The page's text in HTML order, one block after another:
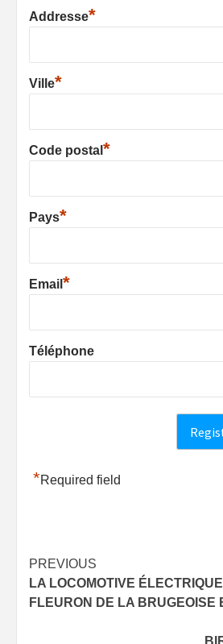
Addresse*
Ville*
Code postal *
Pays*
Email *
Téléphone
*Required field
Post
navigation
PREVIOUS
LA LOCOMOTIVE
FLEURON DE LA BRUGEOISE